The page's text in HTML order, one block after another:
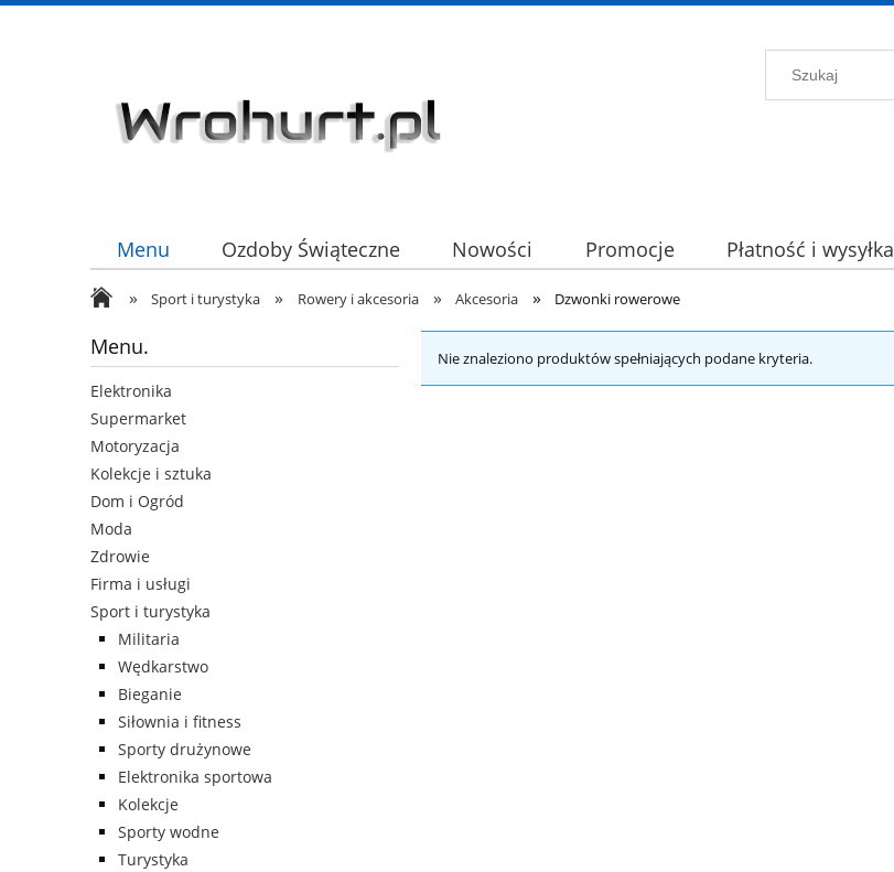
Menu Ozdoby Świąteczne Nowości Promocje Płatność i wysyłka
HURT
» Sport i turystyka » Rowery i akcesoria » Akcesoria » Dzwonki rowerowe
Menu.
Elektronika
Supermarket
Motoryzacja
Kolekcje i sztuka
Dom i Ogród
Moda
Zdrowie
Firma i usługi
Sport i turystyka
Militaria
Wędkarstwo
Bieganie
Siłownia i fitness
Sporty drużynowe
Elektronika sportowa
Kolekcje
Sporty wodne
Turystyka
Nie znaleziono produktów spełniających podane kryteria.